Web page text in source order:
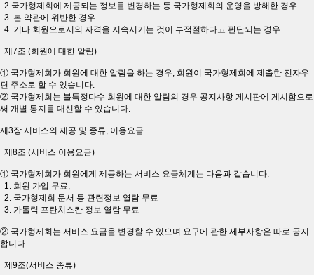
2.국가형제회에 제공되는 정보를 변경하는 등 국가형제회의 운영을 방해한 경우
3. 본 약관에 위반한 경우
4. 기타 회원으로서의 자격을 지속시키는 것이 부적절하다고 판단되는 경우
제7조 (회원에 대한 알림)
① 국가형제회가 회원에 대한 알림을 하는 경우, 회원이 국가형제회에 제출한 전자우
편 주소로 할 수 있습니다.
② 국가형제회는 불특정다수 회원에 대한 알림의 경우 공지사항 게시판에 게시함으로
써 개별 통지를 대신할 수 있습니다.
제3장 서비스의 제공 및 종류, 이용요금
제8조 (서비스 이용요금)
① 국가형제회가 회원에게 제공하는 서비스 요금체계는 다음과 같습니다.
1. 회원 가입 무료,
2. 국가형제회 문서 등 관련정보 열람 무료
3. 가톨릭 프란치스칸 정보 열람 무료
② 국가형제회는 서비스 요금을 변경할 수 있으며 요구에 관한 세부사항은 따로 공지
합니다.
제9조(서비스 종류)